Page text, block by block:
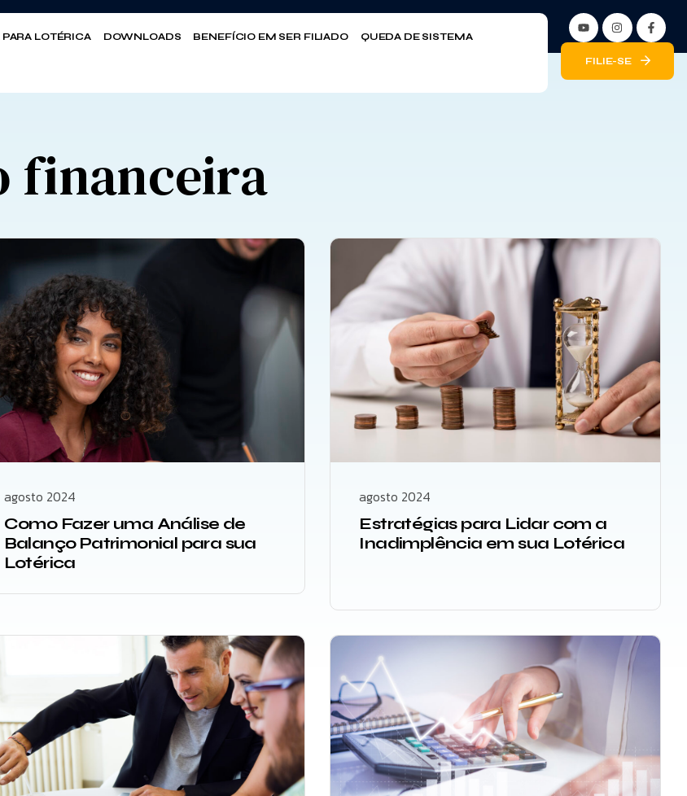
LOTÉRICA DOWNLOADS BENEFÍCIO EM SER FILIADO QUEDA DE SISTEMA
FILIE-SE
financeira
agosto 2024
Como Fazer uma Análise de
Balanço Patrimonial para sua
Lotérica
agosto 2024
Estratégias para Lidar com a
Inadimplência em sua Lotérica